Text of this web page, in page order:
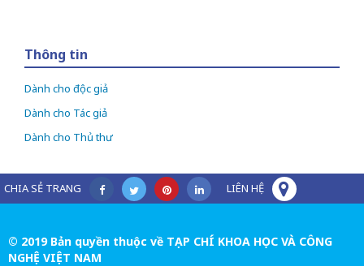
Thông tin
Dành cho độc giả
Dành cho Tác giả
Dành cho Thủ thư
CHIA SẺ TRANG LIÊN HỆ
© 2019 Bản quyền thuộc về TẠP CHÍ KHOA HỌC VÀ CÔNG
NGHỆ VIỆT NAM